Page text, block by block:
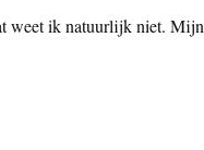
weet ik natuurlijk niet.